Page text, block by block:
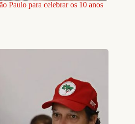
Paulo para celebrar os 10 anos